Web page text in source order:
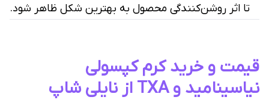
تا اثر روشن‌کنندگی محصول به بهترین شکل ظاهر شود.
قیمت و خرید کرم کپسولی
نیاسینامید و TXA از نایلی شاپ